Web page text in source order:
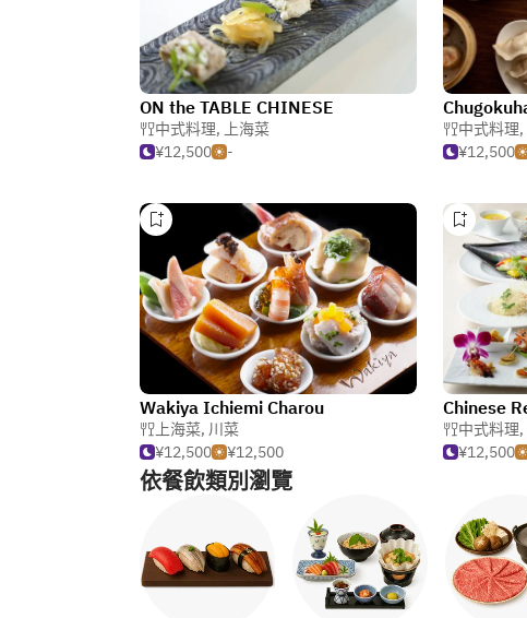
ON the TABLE CHINESE
中式料理, 上海菜
¥12,500
-
中式料理,
¥12,500
Wakiya Ichiemi Charou
上海菜, 川菜
¥12,500
¥12,500
中式料理,
¥12,500
依餐飲類別瀏覽